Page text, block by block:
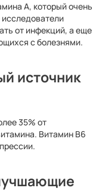
A, который очень
от инфекций, а еще
с болезнями.
источник
35% от
Витамин B6